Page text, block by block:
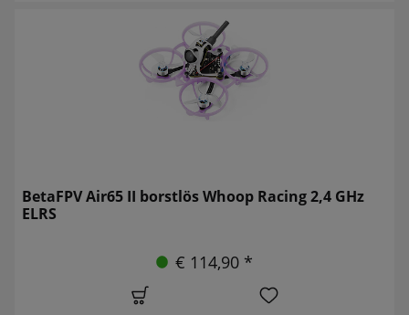
BetaFPV Air65 II borstlös Whoop Racing 2,4 GHz
ELRS
€ 114,90 *